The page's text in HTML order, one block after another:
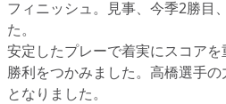
フィニッシュ。見事、今季2勝目
た。
安定したプレーで着実にスコア
勝利をつかみました。高橋選手
となりました。